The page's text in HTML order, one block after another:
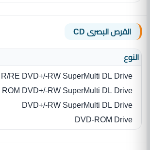
القرص البصرى CD
النوع
RE DVD+/-RW SuperMulti DL Drive
DVD+/-RW SuperMulti DL Drive
DVD+/-RW SuperMulti DL Drive
DVD-ROM Drive